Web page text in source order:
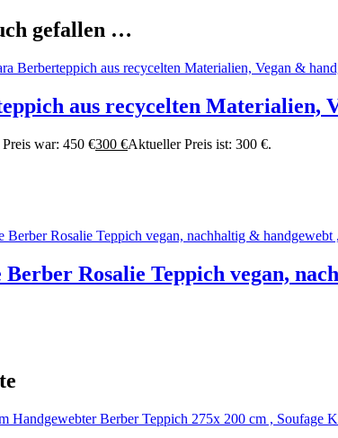
gefallen …
aus recycelten Materialien,
war: 450 €300 €Aktueller Preis ist: 300 €.
Rosalie Teppich vegan,